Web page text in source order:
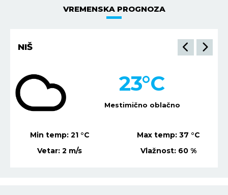
VREMENSKA PROGNOZA
NIŠ
Mestimično oblačno
23°C
Min temp: 21 °C Max temp: 37 °C
Vetar:2 m/s Vlažnost: 60 %